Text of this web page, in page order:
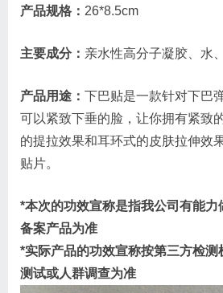
产品规格： 26*8.5cm
主要成分： 亲水性高分子凝胶、水
产品用途： 下巴贴是一款针对下巴
可以紧致下垂的脸，让你拥有紧致
的提拉效果和耳环式的皮肤拉伸效
贴片。
*本次的功效宣称是指我公司有能
备案产品为准
*实际产品的功效宣称按第三方检
测试或人群调查为准